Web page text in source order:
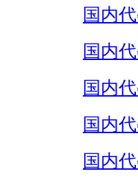
国内
国内
国内
国内
国内